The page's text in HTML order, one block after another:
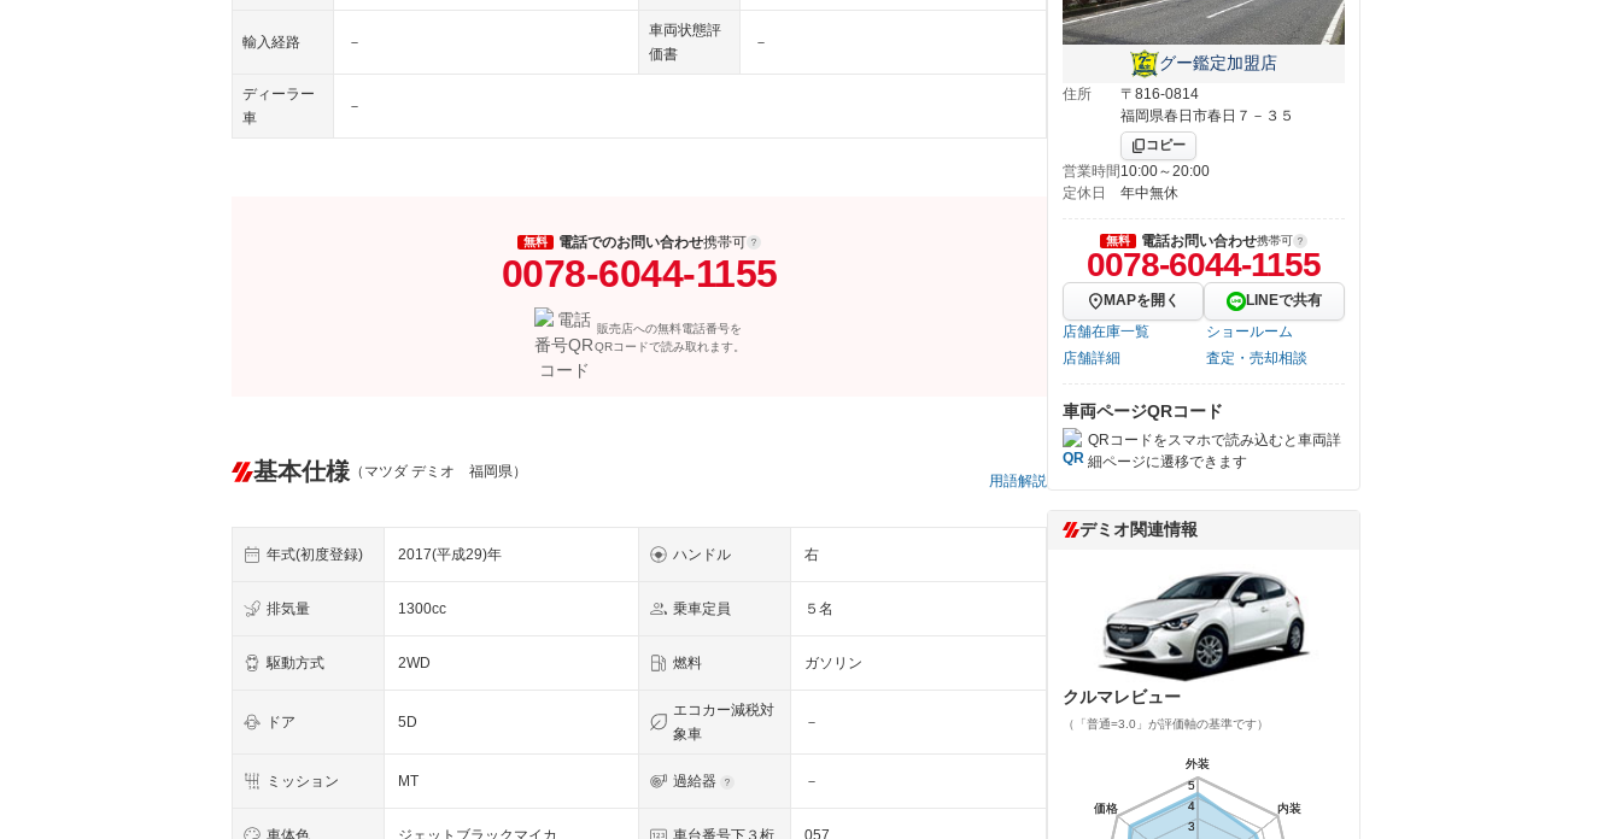
輸入経路 －
車両状態評
価書
－
ディーラー
車
－
無料 電話でのお問い合わせ携帯可
0078-6044-1155
販売店への無料電話番号を
QRコードで読み取れます。
基本仕様 （マツダ デミオ 福岡県）
用語解説
年式(初度登録) 2017(平成29)年 ハンドル 右
排気量 1300cc 乗車定員 ５名
駆動方式 2WD 燃料 ガソリン
ドア 5D
エコカー減税対
象車
－
ミッション MT 過給器 －
車体色 ジェットブラックマイカ 車台番号下３桁 057
グー鑑定加盟店
住所
〒816-0814
福岡県春日市春日７－３５
コピー
営業時間10:00～20:00
定休日
年中無休
無料 電話お問い合わせ携帯可
0078-6044-1155
MAPを開く
LINEで共有
店舗在庫一覧
ショールーム
店舗詳細
査定・売却相談
車両ページQRコード
QRコードをスマホで読み込むと車両詳
細ページに遷移できます
デミオ関連情報
クルマレビュー
（「普通=3.0」が評価軸の基準です）
外装
内装
価格
3
4
5
外装
内装
価格
3
4
5